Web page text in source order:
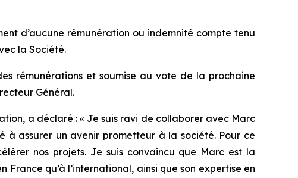
d’aucune rémunération ou indemnité compte tenu
la Société.
rémunérations et soumise au vote de la prochaine
Général.
a déclaré : « Je suis ravi de collaborer avec Marc
à assurer un avenir prometteur à la société. Pour ce
nos projets. Je suis convaincu que Marc est la
qu’à l’international, ainsi que son expertise en